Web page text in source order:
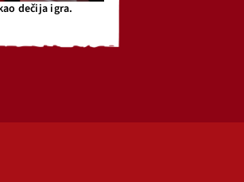
dečija igra.